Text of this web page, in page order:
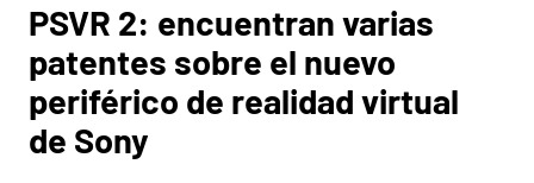
PSVR 2: encuentran varias
patentes sobre el nuevo
periférico de realidad virtual
de Sony